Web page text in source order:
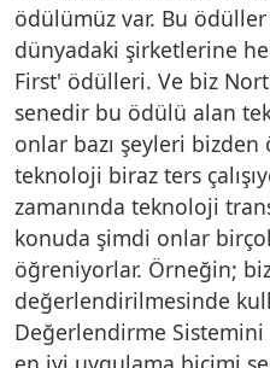
ödülümüz var. Bu
dünyadaki şirketlerine
First' ödülleri. Ve biz
senedir bu ödülü alan
onlar bazı şeyleri
teknoloji biraz ters
zamanında teknoloji
konuda şimdi onlar
öğreniyorlar. Örneğin;
değerlendirilmesinde
Değerlendirme Sistemini